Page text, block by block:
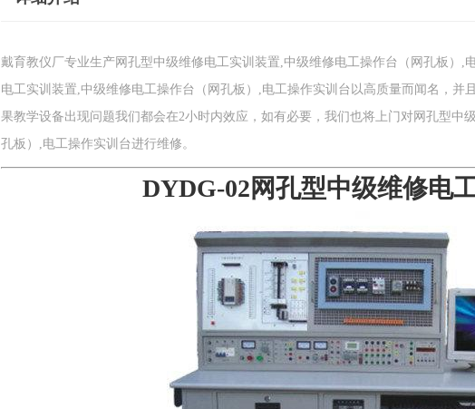
戴育教仪厂专业生产网孔型中级维修电工实训装置,中级维修电工操作台（网孔板）,
电工实训装置,中级维修电工操作台（网孔板）,电工操作实训台以高质量而闻名，并
果教学设备出现问题我们都会在2小时内效应，如有必要，我们也将上门对网孔型中
孔板）,电工操作实训台进行维修。
DYDG-02网孔型中级维修电